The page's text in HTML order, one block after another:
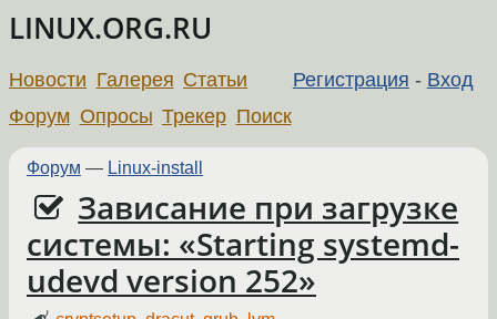
LINUX.ORG.RU
Регистрация - Вход
Новости Галерея Статьи
Форум Опросы Трекер Поиск
Форум — Linux-install
Зависание при загрузке
системы: «Starting systemd-
udevd version 252»